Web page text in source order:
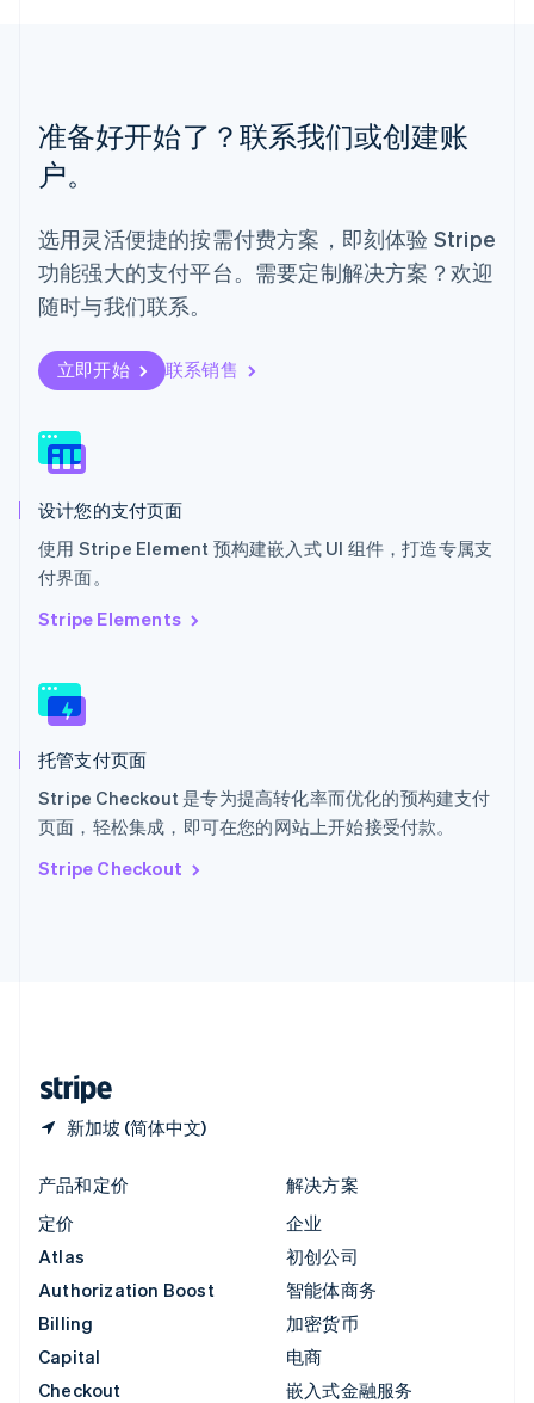
准备好开始了？联系我们或创建账
户。
选用灵活便捷的按需付费方案，即刻体验 Stripe
功能强大的支付平台。需要定制解决方案？欢迎
随时与我们联系。
立即开始 联系销售
设计您的支付页面
使用 Stripe Element 预构建嵌入式 UI 组件，打造专属支
付界面。
Stripe Elements
托管支付页面
Stripe Checkout 是专为提高转化率而优化的预构建支付
页面，轻松集成，即可在您的网站上开始接受付款。
Stripe Checkout
新加坡 (简体中文)
挪威
English
葡萄牙
日本
日本語English
瑞典
SvenskaEnglish
瑞士
塞浦路斯
English
English
斯洛文尼亚
泰国
希腊
English
西班牙
English
新西兰
匈牙利
意大利
ItalianoEnglish
English
产品和定价
定价
Atlas
Authorization Boost
Billing
Capital
Checkout
解决方案
企业
初创公司
智能体商务
加密货币
电商
嵌入式金融服务